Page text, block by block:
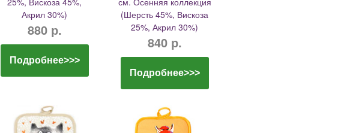
Акрил 30%)
880 р.
Подробнее>>>
(Шерсть 45%, Вискоза
25%, Акрил 30%)
840 р.
Подробнее>>>